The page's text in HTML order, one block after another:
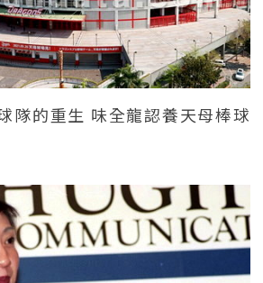
隊的重生 味全龍認養天母棒球